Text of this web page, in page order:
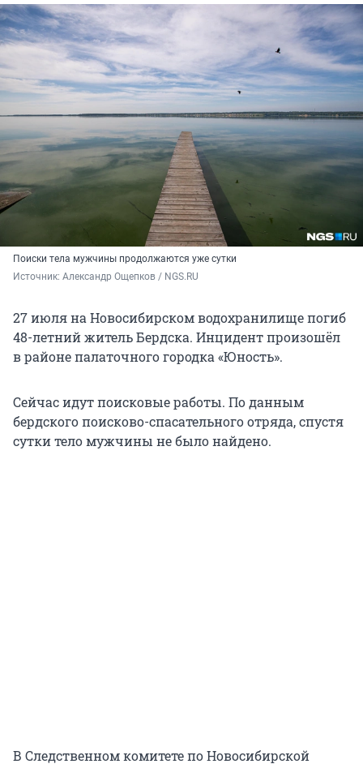
Поиски тела мужчины продолжаются уже сутки
Источник: Александр Ощепков / NGS.RU
27 июля на Новосибирском водохранилище погиб
48-летний житель Бердска. Инцидент произошёл
в районе палаточного городка «Юность».
Сейчас идут поисковые работы. По данным
бердского поисково-спасательного отряда, спустя
сутки тело мужчины не было найдено.
В Следственном комитете по Новосибирской